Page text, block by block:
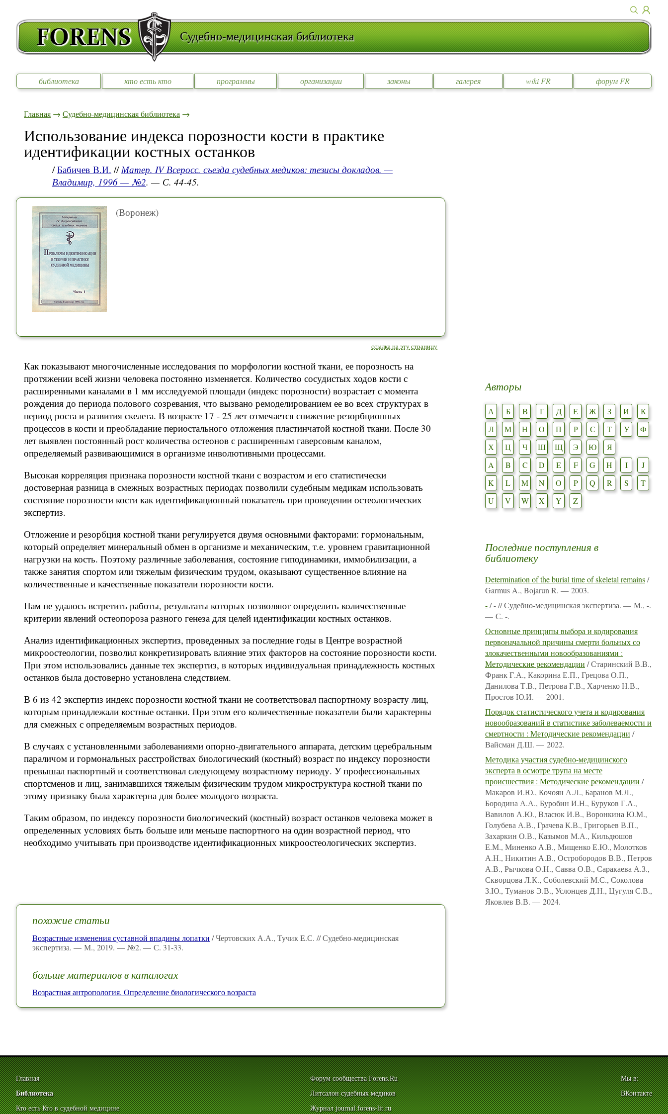
Судебно-медицинская библиотека
библиотека кто есть кто программы организации законы галерея wiki FR форум FR
Главная → Судебно-медицинская библиотека →
Использование индекса порозности кости в практике
идентификации костных останков
/Бабичев В.И. //Матер. IV Всеросс. съезда судебных медиков: тезисы докладов. —
Владимир, 1996 — №2. — С. 44-45.
(Воронеж)
ссылка на эту страницу
Как показывают многочисленные исследования по морфологии костной ткани, ее порозность на
протяжении всей жизни человека постоянно изменяется. Количество сосудистых ходов кости с
расширенными каналами в 1 мм исследуемой площади (индекс порозности) возрастает с момента
рождения до периода полового созревания, что вызвано ремоделированием ее во всех структурах в
период роста и развития скелета. В возрасте 17 - 25 лет отмечается снижение резорбционных
процессов в кости и преобладание периостального отложения пластинчатой костной ткани. После 30
лет выявлен постоянный рост количества остеонов с расширенным гаверсовым каналом,
определяемый развивающимися в организме инволютивными процессами.
Высокая корреляция признака порозности костной ткани с возрастом и его статистически
достоверная разница в смежных возрастных периодах позволили судебным медикам использовать
состояние порозности кости как идентификационный показатель при проведении остеологических
экспертиз.
Отложение и резорбция костной ткани регулируется двумя основными факторами: гормональным,
который определяет минеральный обмен в организме и механическим, т.е. уровнем гравитационной
нагрузки на кость. Поэтому различные заболевания, состояние гиподинамики, иммобилизации, а
также занятия спортом или тяжелым физическим трудом, оказывают существенное влияние на
количественные и качественные показатели порозности кости.
Нам не удалось встретить работы, результаты которых позволяют определить количественные
критерии явлений остеопороза разного генеза для целей идентификации костных останков.
Анализ идентификационных экспертиз, проведенных за последние годы в Центре возрастной
микроостеологии, позволил конкретизировать влияние этих факторов на состояние порозности кости.
При этом использовались данные тех экспертиз, в которых индивидуальная принадлежность костных
останков была достоверно установлена следствием.
В 6 из 42 экспертиз индекс порозности костной ткани не соответствовал паспортному возрасту лиц,
которым принадлежали костные останки. При этом его количественные показатели были характерны
для смежных с определяемым возрастных периодов.
В случаях с установленными заболеваниями опорно-двигательного аппарата, детским церебральным
параличом и гормональных расстройствах биологический (костный) возраст по индексу порозности
превышал паспортный и соответствовал следующему возрастному периоду. У профессиональных
спортсменов и лиц, занимавшихся тяжелым физическим трудом микроструктура костной ткани по
этому признаку была характерна для более молодого возраста.
Таким образом, по индексу порозности биологический (костный) возраст останков человека может в
определенных условиях быть больше или меньше паспортного на один возрастной период, что
необходимо учитывать при производстве идентификационных микроостеологических экспертиз.
похожие статьи
Возрастные изменения суставной впадины лопатки / Чертовских А.А., Тучик Е.С. // Судебно-медицинская
экспертиза. — М., 2019. — №2. — С. 31-33.
больше материалов в каталогах
Возрастная антропология. Определение биологического возраста
Авторы
А Б В Г Д Е Ж З И
К
Л
М Н О П Р С Т У
Ф
Х
Ц Ч Ш Щ Э Ю
Я
A
B C D E F G H I
J
K
L M N O P Q R S
T
U
V W X Y Z
Последние поступления в
библиотеку
Determination of the burial time of skeletal remains/
Garmus A., Bojarun R. — 2003.
-/ - // Судебно-медицинская экспертиза. — М., -.
— С. -.
Основные принципы выбора и кодирования
первоначальной причины смерти больных со
злокачественными новообразованиями :
Методические рекомендации / Старинский В.В.,
Франк Г.А., Какорина Е.П., Грецова О.П.,
Данилова Т.В., Петрова Г.В., Харченко Н.В.,
Простов Ю.И. — 2001.
Порядок статистического учета и кодирования
новообразований в статистике заболеваемости и
смертности : Методические рекомендации /
Вайсман Д.Ш. — 2022.
Методика участия судебно-медицинского
эксперта в осмотре трупа на месте
происшествия : Методические рекомендации /
Макаров И.Ю., Кочоян А.Л., Баранов М.Л.,
Бородина А.А., Буробин И.Н., Буруков Г.А.,
Вавилов А.Ю., Власюк И.В., Воронкина Ю.М.,
Голубева А.В., Грачева К.В., Григорьев В.П.,
Захаркин О.В., Казымов М.А., Кильдюшов
Е.М., Миненко А.В., Мищенко Е.Ю., Молотков
А.Н., Никитин А.В., Остробородов В.В., Петров
А.В., Рычкова О.Н., Савва О.В., Саракаева А.З.,
Скворцова Л.К., Соболевский М.С., Соколова
З.Ю., Туманов Э.В., Услонцев Д.Н., Цугуля С.В.,
Яковлев В.В. — 2024.
Главная
Библиотека
Кто есть Кто в судебной медицине
Форум сообщества Forens.Ru
Литсалон судебных медиков
Журнал journal.forens-lit.ru
Мы в:
ВКонтакте